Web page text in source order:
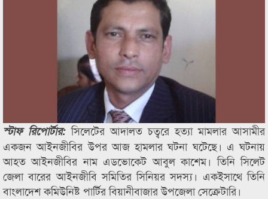
স্টাফ রিপোর্টার:সিলেটের আদালত চত্বরে হত্যা মামলার আসামীর
একজন আইনজীবির উপর আজ হামলার ঘটনা ঘটেছে। এ ঘটনায়
আহত আইনজীবির নাম এডভোকেট আবুল কাশেম। তিনি সিলেট
জেলা বারের আইনজীবি সমিতির সিনিয়র সদস্য। একইসাথে তিনি
বাংলাদেশ কমিউনিষ্ট পার্টির বিয়ানীবাজার উপজেলা সেক্রেটারি।